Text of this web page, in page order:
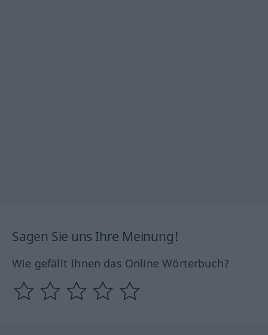
Sagen Sie uns Ihre Meinung!
Wie gefällt Ihnen das Online Wörterbuch?